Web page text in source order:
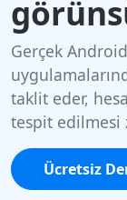
Gerçek
taklit eder,
tespit
Ücretsiz